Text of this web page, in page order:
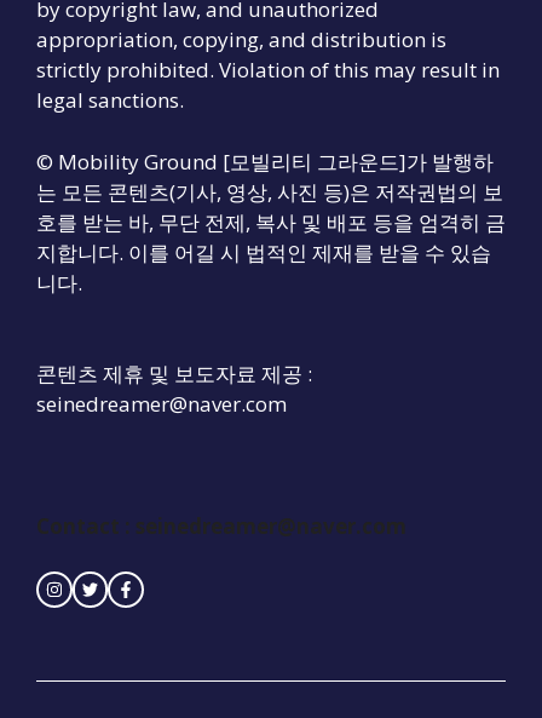
by copyright law, and unauthorized
appropriation, copying, and distribution is
strictly prohibited. Violation of this may result in
legal sanctions.
© Mobility Ground [모빌리티 그라운드]가 발행하
는 모든 콘텐츠(기사, 영상, 사진 등)은 저작권법의 보
호를 받는 바, 무단 전제, 복사 및 배포 등을 엄격히 금
지합니다. 이를 어길 시 법적인 제재를 받을 수 있습
니다.
콘텐츠 제휴 및 보도자료 제공 :
seinedreamer@naver.com
Contact : seinedreamer@naver.com